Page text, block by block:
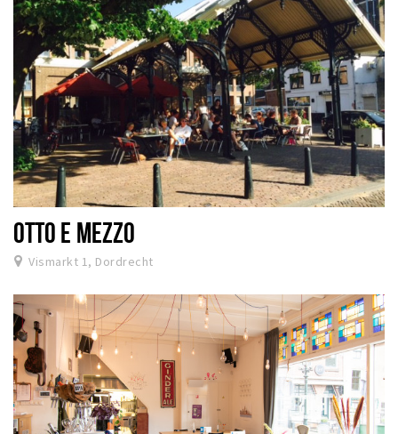
OTTO E MEZZO
Vismarkt 1, Dordrecht